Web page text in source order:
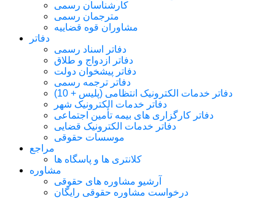
کارشناسان رسمی
مترجمان رسمی
مشاوران قوه قضاییه
دفاتر
دفاتر اسناد رسمی
دفاتر ازدواج و طلاق
دفاتر پیشخوان دولت
دفاتر ترجمه رسمی
دفاتر خدمات الکترونیک انتظامی (پلیس + 10)
دفاتر خدمات الکترونیک شهر
دفاتر کارگزاری های بیمه تأمین اجتماعی
دفاتر خدمات الکترونیک قضایی
موسسات حقوقی
مراجع
کلانتری ها و پاسگاه ها
مشاوره
آرشیو مشاوره های حقوقی
درخواست مشاوره حقوقی رایگان